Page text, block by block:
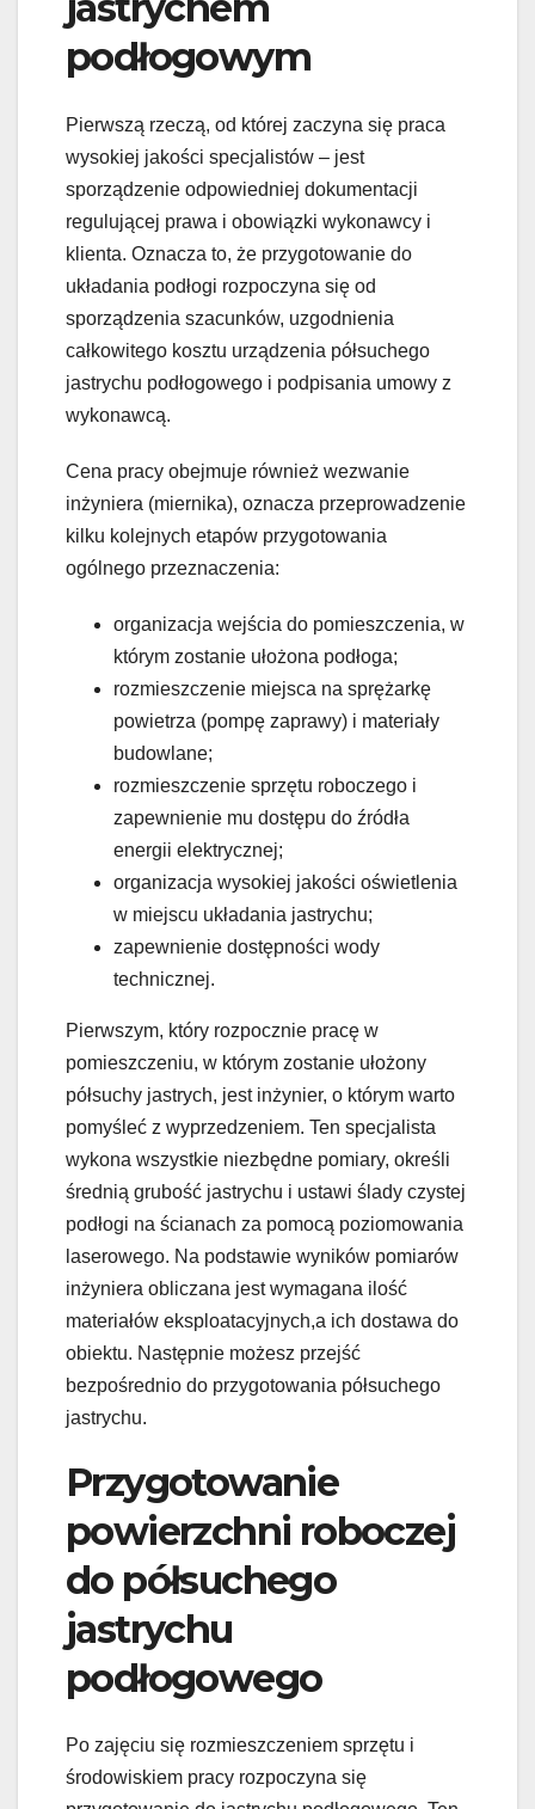
podłogowym
Pierwszą rzeczą, od której zaczyna się praca
wysokiej jakości specjalistów – jest
sporządzenie odpowiedniej dokumentacji
regulującej prawa i obowiązki wykonawcy i
klienta. Oznacza to, że przygotowanie do
układania podłogi rozpoczyna się od
sporządzenia szacunków, uzgodnienia
całkowitego kosztu urządzenia półsuchego
jastrychu podłogowego i podpisania umowy z
wykonawcą.
Cena pracy obejmuje również wezwanie
inżyniera (miernika), oznacza przeprowadzenie
kilku kolejnych etapów przygotowania
ogólnego przeznaczenia:
organizacja wejścia do pomieszczenia, w
którym zostanie ułożona podłoga;
rozmieszczenie miejsca na sprężarkę
powietrza (pompę zaprawy) i materiały
budowlane;
rozmieszczenie sprzętu roboczego i
zapewnienie mu dostępu do źródła
energii elektrycznej;
organizacja wysokiej jakości oświetlenia
w miejscu układania jastrychu;
zapewnienie dostępności wody
technicznej.
Pierwszym, który rozpocznie pracę w
pomieszczeniu, w którym zostanie ułożony
półsuchy jastrych, jest inżynier, o którym warto
pomyśleć z wyprzedzeniem. Ten specjalista
wykona wszystkie niezbędne pomiary, określi
średnią grubość jastrychu i ustawi ślady czystej
podłogi na ścianach za pomocą poziomowania
laserowego. Na podstawie wyników pomiarów
inżyniera obliczana jest wymagana ilość
materiałów eksploatacyjnych,a ich dostawa do
obiektu. Następnie możesz przejść
bezpośrednio do przygotowania półsuchego
jastrychu.
Przygotowanie
powierzchni roboczej
do półsuchego
jastrychu
podłogowego
Po zajęciu się rozmieszczeniem sprzętu i
środowiskiem pracy rozpoczyna się